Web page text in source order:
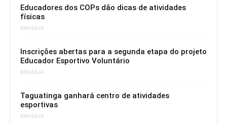
Educadores dos COPs dão dicas de atividades
físicas
BRASÍLIA
Inscrições abertas para a segunda etapa do projeto
Educador Esportivo Voluntário
BRASÍLIA
Taguatinga ganhará centro de atividades
esportivas
BRASÍLIA